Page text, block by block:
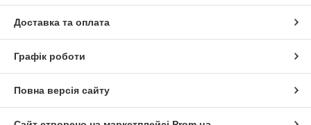
Доставка та оплата
Графік роботи
Повна версія сайту